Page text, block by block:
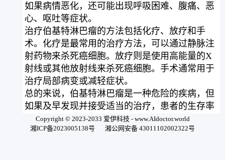
如果病情恶化，还可能出现呼吸困难、腹痛、恶
心、呕吐等症状。
治疗伯基特淋巴瘤的方法包括化疗、放疗和手
术。化疗是最常用的治疗方法，可以通过静脉注
射药物来杀死癌细胞。放疗则是使用高能量的X
射线或其他放射线来杀死癌细胞。手术通常用于
治疗局部病变或减轻症状。
总的来说，伯基特淋巴瘤是一种危险的疾病，但
如果及早发现并接受适当的治疗，患者的生存率
可以得到显著提高。因此，如果您有任何疑虑或
症状，请及时咨询医生。
Copyright © 2023-2033 爱伊科技 - www.AIdoctor.world
湘ICP备2023005138号
湘公网安备 43011102002322号